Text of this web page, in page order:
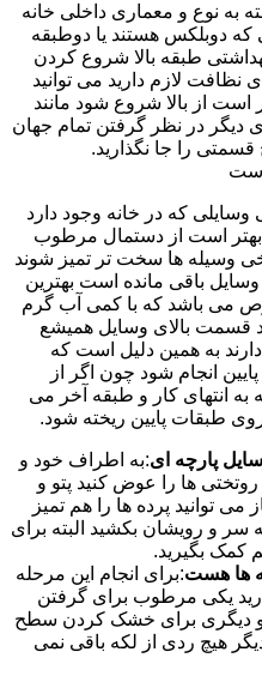
نوع و معماری داخلی خانه
که دوبلکس هستند یا دوطبقه
طبقه بالا شروع کردن
لازم دارید می توانید
است از بالا شروع شود مانند
دیگر در نظر گرفتن تمام جهان
را جا نگذارید.
وسایلی که در خانه وجود دارد
بهتر است از دستمال مرطوب
وسیله ها سخت تر تمیز شوند
وسایل باقی مانده است بهترین
می باشد که با کمی آب گرم
قسمت بالای وسایل همیشع
به همین دلیل است که
انجام شود چون اگر از
انتهای کار و طبقه آخر می
طبقات پایین ریخته شود.
پارچه ای:به اطراف خود و
ها را عوض کنید پتو و
توانید پرده ها را هم تمیز
سر و رویشان بکشید البته برای
کمک بگیرید.
ها هست:برای انجام این مرحله
یکی مرطوب برای گرفتن
دیگری برای خشک کردن سطح
هیچ ردی از لکه باقی نمی